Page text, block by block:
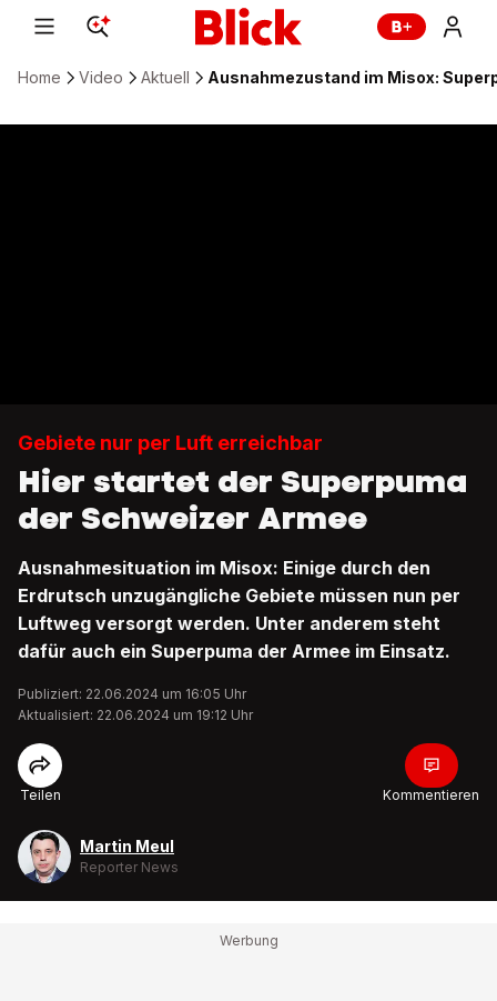
Home Video Aktuell Ausnahmezustand im Misox:
Gebiete nur per Luft erreichbar
Hier startet der Superpuma
der Schweizer Armee
Ausnahmesituation im Misox: Einige durch den
Erdrutsch unzugängliche Gebiete müssen nun per
Luftweg versorgt werden. Unter anderem steht
dafür auch ein Superpuma der Armee im Einsatz.
Publiziert: 22.06.2024 um 16:05 Uhr
Aktualisiert: 22.06.2024 um 19:12 Uhr
Teilen Kommentieren
Martin Meul
Reporter News